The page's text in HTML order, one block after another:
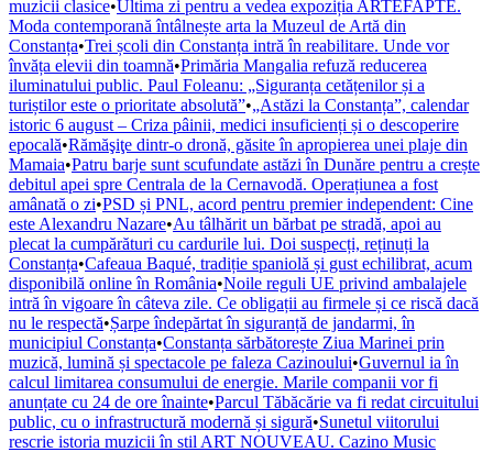
muzicii clasice•Ultima zi pentru a vedea expoziția ARTEFAPTE.
Moda contemporană întâlnește arta la Muzeul de Artă din
Constanța•Trei școli din Constanța intră în reabilitare. Unde vor
învăța elevii din toamnă•Primăria Mangalia refuză reducerea
iluminatului public. Paul Foleanu: „Siguranța cetățenilor și a
turiștilor este o prioritate absolută”•„Astăzi la Constanța”, calendar
istoric 6 august – Criza pâinii, medici insuficienți și o descoperire
epocală•Rămăşiţe dintr-o dronă, găsite în apropierea unei plaje din
Mamaia•Patru barje sunt scufundate astăzi în Dunăre pentru a crește
debitul apei spre Centrala de la Cernavodă. Operațiunea a fost
amânată o zi•PSD și PNL, acord pentru premier independent: Cine
este Alexandru Nazare•Au tâlhărit un bărbat pe stradă, apoi au
plecat la cumpărături cu cardurile lui. Doi suspecți, reținuți la
Constanța•Cafeaua Baqué, tradiție spaniolă și gust echilibrat, acum
disponibilă online în România•Noile reguli UE privind ambalajele
intră în vigoare în câteva zile. Ce obligații au firmele și ce riscă dacă
nu le respectă•Șarpe îndepărtat în siguranță de jandarmi, în
municipiul Constanța•Constanța sărbătorește Ziua Marinei prin
muzică, lumină și spectacole pe faleza Cazinoului•Guvernul ia în
calcul limitarea consumului de energie. Marile companii vor fi
anunțate cu 24 de ore înainte•Parcul Tăbăcărie va fi redat circuitului
public, cu o infrastructură modernă și sigură•Sunetul viitorului
rescrie istoria muzicii în stil ART NOUVEAU. Cazino Music